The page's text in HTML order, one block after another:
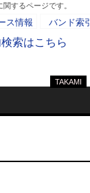
するページです。
ス情報 バンド索引
索はこちら
TAKAMI